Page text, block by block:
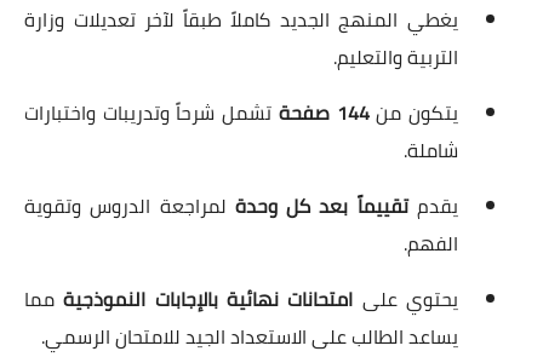
يغطي المنهج الجديد كاملاً طبقاً لآخر تعديلات وزارة
التربية والتعليم.
يتكون من144 صفحة
تشمل شرحاً وتدريبات واختبارات
شاملة.
يقدمتقييماً بعد كل وحدة لمراجعة الدروس وتقوية
الفهم.
يحتوي على امتحانات نهائية بالإجابات النموذجيةمما
يساعد الطالب على الاستعداد الجيد للامتحان الرسمي.